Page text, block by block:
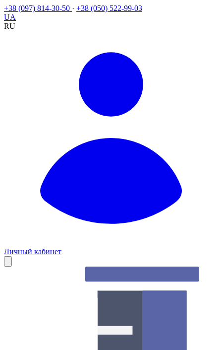
+38 (097) 814-30-50 · +38 (050) 522-99-03
UA
RU
Личный кабинет